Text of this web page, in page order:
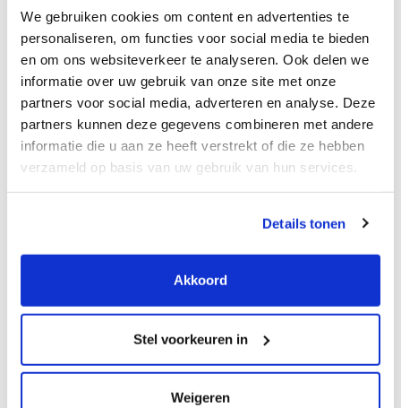
We gebruiken cookies om content en advertenties te
personaliseren, om functies voor social media te bieden
en om ons websiteverkeer te analyseren. Ook delen we
informatie over uw gebruik van onze site met onze
partners voor social media, adverteren en analyse. Deze
partners kunnen deze gegevens combineren met andere
informatie die u aan ze heeft verstrekt of die ze hebben
verzameld op basis van uw gebruik van hun services.
Details tonen
Akkoord
Stel voorkeuren in
Weigeren
dat deze direct alle vrijkomende stoffen en dampen
afzuigt.
Eigenschappen afzuigunit
De eigenschappen van deze afzuigunit maken deze
geschikt voor vele toepassingen. Zo heeft deze machine
de volgende eigenschappen:
Geschikt voor het afzuigen van diverse stoffen,
dampen, poeders en gassen;
45 liter opslagcapaciteit in de vuilcontainer welke
eenvoudig te legen is.
Afzuigunit met afzuigarm huren
Heeft u vragen over het huren van deze afzuigunit met
afzuigarm? Of wilt u vrijblijvend geïnformeerd worden
over welke machine het meest geschikt is voor uw
toepassing? Neem dan gerust contact met ons op, wij
helpen u graag verder. Telefonisch zijn wij te bereiken op